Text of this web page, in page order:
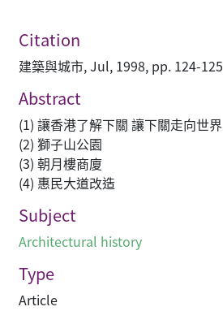
Citation
建築與城市, Jul, 1998, pp. 124-125
Abstract
(1) 讓香港了解下關 讓下關走向世界
(2) 獅子山公園
(3) 朝月樓商廈
(4) 惠民大道改造
Subject
Architectural history
Type
Article